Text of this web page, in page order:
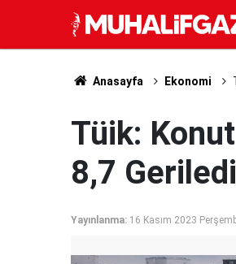
Anasayfa Ekonomi
Tüik:
8,7 Geriledi
Yayınlanma: 16 Kasım 2023